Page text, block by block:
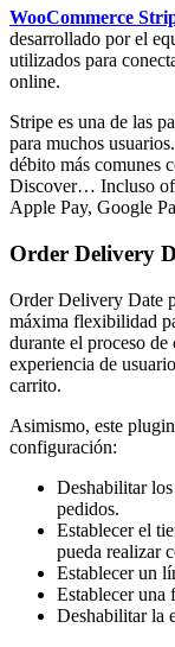
WooCommerce
desarrollado por el
utilizados para
online.
Stripe es una de las
para muchos
débito más comunes
Discover… Incluso
Apple Pay, Google
Order Delivery
Order Delivery Date
máxima flexibilidad
durante el proceso
experiencia de
carrito.
Asimismo, este
configuración:
Deshabilitar los
pedidos.
Establecer el
pueda realizar
Establecer un
Establecer una
Deshabilitar la